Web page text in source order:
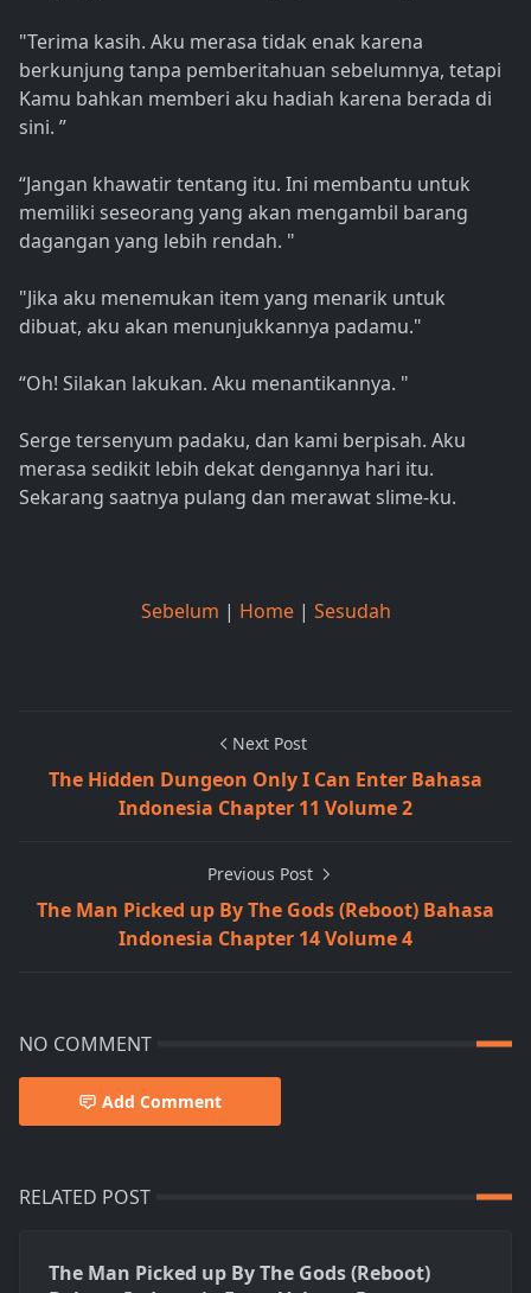
"Terima kasih. Aku merasa tidak enak karena
berkunjung tanpa pemberitahuan sebelumnya, tetapi
Kamu bahkan memberi aku hadiah karena berada di
sini. ”
“Jangan khawatir tentang itu. Ini membantu untuk
memiliki seseorang yang akan mengambil barang
dagangan yang lebih rendah. "
"Jika aku menemukan item yang menarik untuk
dibuat, aku akan menunjukkannya padamu."
“Oh! Silakan lakukan. Aku menantikannya. "
Serge tersenyum padaku, dan kami berpisah. Aku
merasa sedikit lebih dekat dengannya hari itu.
Sekarang saatnya pulang dan merawat slime-ku.
Sebelum | Home | Sesudah
Next Post
The Hidden Dungeon Only I Can Enter Bahasa
Indonesia Chapter 11 Volume 2
Previous Post
The Man Picked up By The Gods (Reboot) Bahasa
Indonesia Chapter 14 Volume 4
NO COMMENT
Add Comment
RELATED POST
The Man Picked up By The Gods (Reboot)